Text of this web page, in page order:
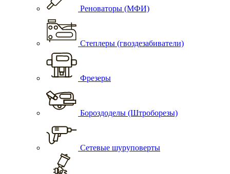
Реноваторы (МФИ)
Степлеры (гвоздезабиватели)
Фрезеры
Бороздоделы (Штроборезы)
Сетевые шуруповерты